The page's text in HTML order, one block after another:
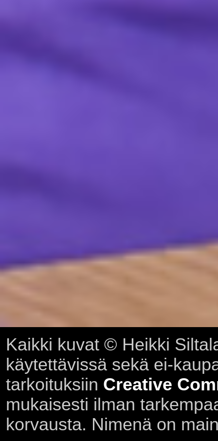
Kaikki kuvat © Heikki
käytettävissä sekä ei-
tarkoituksiin Creative
mukaisesti ilman
korvausta. Nimenä on